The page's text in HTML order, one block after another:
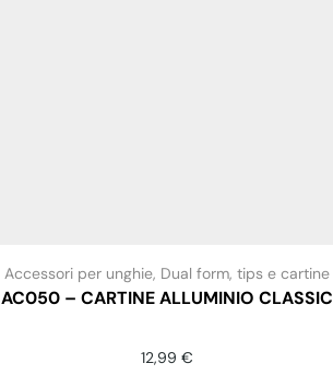
Accessori per unghie, Dual form, tips e cartine
AC050 – CARTINE ALLUMINIO CLASSIC
12,99€